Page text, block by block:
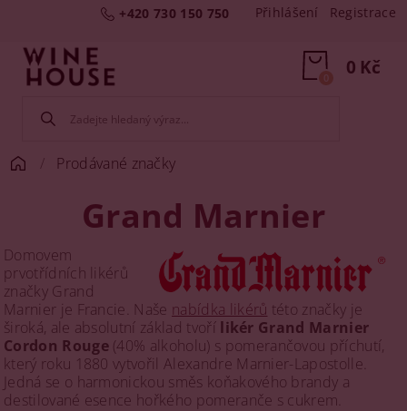
+420 730 150 750 Přihlášení Registrace
0 Kč
0
Prodávané značky
Grand Marnier
Domovem
prvotřídních likérů
značky Grand
Marnier je Francie. Naše nabídka likérů této značky je
široká, ale absolutní základ tvoří likér Grand Marnier
Cordon Rouge(40% alkoholu) s pomerančovou příchutí,
který roku 1880 vytvořil Alexandre Marnier-Lapostolle.
Jedná se o harmonickou směs koňakového brandy a
destilované esence hořkého pomeranče s cukrem.